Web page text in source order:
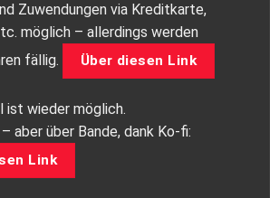
Zuwendungen via Kreditkarte,
möglich – allerdings werden
fällig.
Über diesen Link
ist wieder möglich.
aber über Bande, dank Ko-fi:
Link